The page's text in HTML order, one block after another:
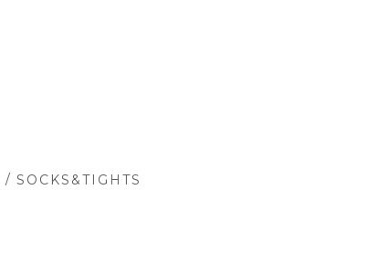
/ SOCKS&TIGHTS